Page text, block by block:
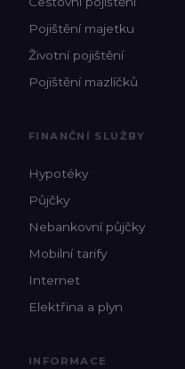
Pojištění majetku
Životní pojištění
Pojištění mazlíčků
FINANČNÍ SLUŽBY
Hypotéky
Půjčky
Nebankovní půjčky
Mobilní tarify
Internet
Elektřina a plyn
INFORMACE